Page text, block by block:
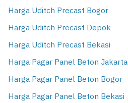
Harga Uditch Precast Bogor
Harga Uditch Precast Depok
Harga Uditch Precast Bekasi
Harga Pagar Panel Beton Jakarta
Harga Pagar Panel Beton Bogor
Harga Pagar Panel Beton Bekasi